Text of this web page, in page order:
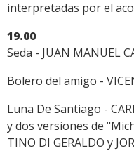
interpretadas por el
19.00
Seda - JUAN MANUEL
Bolero del amigo -
Luna De Santiago -
y dos versiones de
TINO DI GERALDO y